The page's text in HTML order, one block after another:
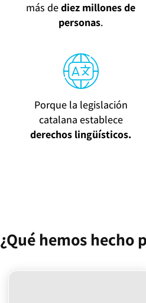
más dediez millones de
personas.
Porque la legislación
catalana establece
derechos lingüísticos.
¿Qué hemos hecho